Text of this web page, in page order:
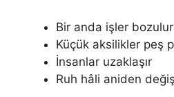
Bir anda işler bozulur
Küçük aksilikler peş
İnsanlar uzaklaşır
Ruh hâli aniden